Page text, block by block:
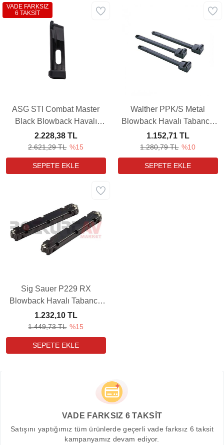
ASG STI Combat Master
Black Blowback Havalı
Tabanca Yedek Şarjörü
2.621,29 TL %15
2.228,38 TL
VADE FARKSIZ
6 TAKSİT
Walther PPK/S Metal
Blowback Havalı Tabanca
Yedek Şarjörü (3 Adet)
1.280,79 TL %10
1.152,71 TL
Sig Sauer P229 RX
Blowback Havalı Tabanca
Yedek Şarjörü (2 Adet)
1.449,73 TL %15
1.232,10 TL
VADE FARKSIZ 6 TAKSİT
Satışını yaptığımız tüm ürünlerde geçerli vade farksız 6 taksit
kampanyamız devam ediyor.